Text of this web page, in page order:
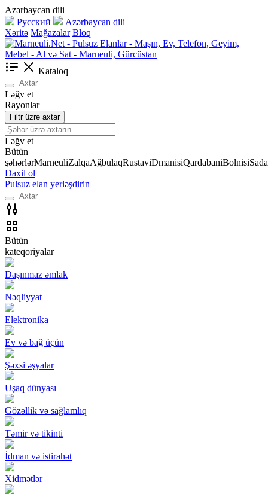
Azərbaycan dili
Русский
Azərbaycan dili
Xəritə Mağazalar Bloq
Kataloq
Ləğv et
Rayonlar
Filtr üzrə axtar
Ləğv et
Bütün
şəhərlərMarneuliZalqaAğbulaqRustaviDmanisiQardabaniBolnisi
Daxil ol
Pulsuz elan yerləşdirin
Bütün
kateqoriyalar
Daşınmaz əmlak
Nəqliyyat
Elektronika
Ev və bağ üçün
Şəxsi əşyalar
Uşaq dünyası
Gözəllik və sağlamlıq
Təmir və tikinti
İdman və istirahət
Xidmətlər